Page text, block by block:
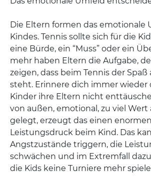
Die Eltern formen das emotionale
Kindes. Tennis sollte sich für die
eine Bürde, ein “Muss” oder ein
mehr haben Eltern die Aufgabe,
zeigen, dass beim Tennis der Spaß
steht. Erinnere dich immer wieder
Kinder ihre Eltern nicht
von außen, emotional, zu viel Wert
gelegt, erzeugt das einen enormen
Leistungsdruck beim Kind. Das
Angstzustände triggern, die
schwächen und im Extremfall
die Kids keine Turniere mehr